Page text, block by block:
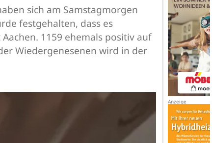
sich am Samstagmorgen
festgehalten, dass es
1159 ehemals positiv auf
Wiedergenesenen wird in der